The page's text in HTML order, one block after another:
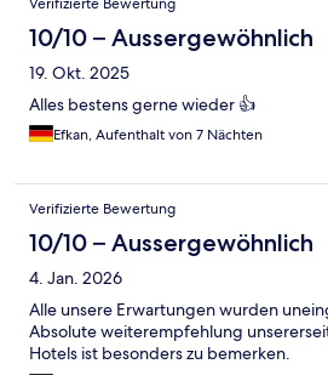
10/10 – Aussergewöhnlich
19. Okt. 2025
Alles bestens gerne wieder 👍
Efkan, Aufenthalt von 7 Nächten
Verifizierte Bewertung
10/10 – Aussergewöhnlich
4. Jan. 2026
Alle unsere Erwartungen wurden
Absolute weiterempfehlung
Hotels ist besonders zu bemerken.